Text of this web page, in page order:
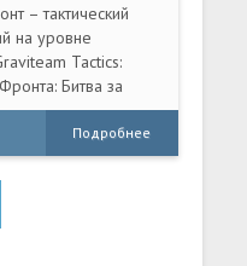
– тактический
на уровне
Tactics:
Битва за
Подробнее